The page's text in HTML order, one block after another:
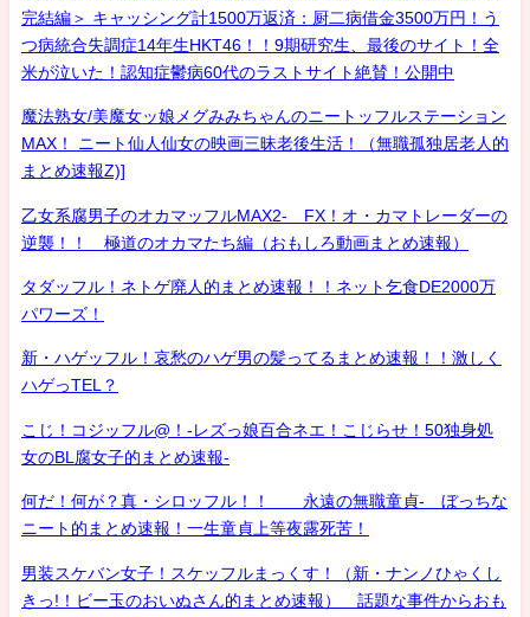
完結編＞ キャッシング計1500万返済：厨二病借金3500万円！う
つ病統合失調症14年生HKT46！！9期研究生、最後のサイト！全
米が泣いた！認知症鬱病60代のラストサイト絶賛！公開中
魔法熟女/美魔女ッ娘メグみみちゃんのニートッフルステーション
MAX！ ニート仙人仙女の映画三昧老後生活！（無職孤独居老人的
まとめ速報Z)]
乙女系腐男子のオカマッフルMAX2- FX！オ・カマトレーダーの
逆襲！！ 極道のオカマたち編（おもしろ動画まとめ速報）
タダッフル！ネトゲ廃人的まとめ速報！！ネット乞食DE2000万
パワーズ！
新・ハゲッフル！哀愁のハゲ男の髪ってるまとめ速報！！激しく
ハゲっTEL？
こじ！コジッフル@！-レズっ娘百合ネエ！こじらせ！50独身処
女のBL腐女子的まとめ速報-
何だ！何が？真・シロッフル！！ 永遠の無職童貞- ぼっちな
ニート的まとめ速報！一生童貞上等夜露死苦！
男装スケバン女子！スケッフルまっくす！（新・ナンノひゃくし
きっ!！ビー玉のおいぬさん的まとめ速報） 話題な事件からおも